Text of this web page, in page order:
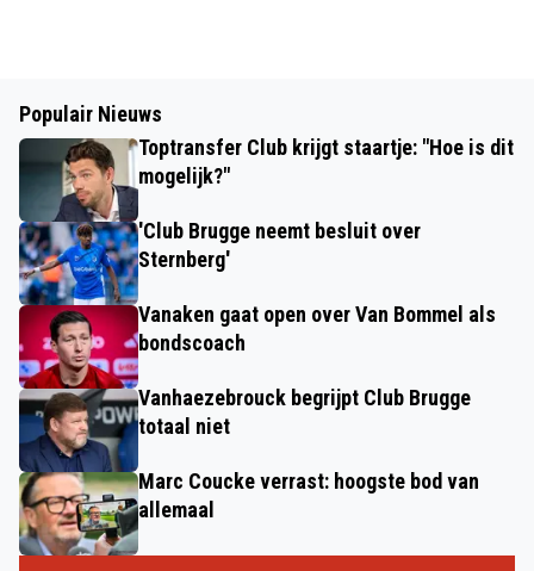
Populair Nieuws
Toptransfer Club krijgt staartje: "Hoe is dit
mogelijk?"
'Club Brugge neemt besluit over
Sternberg'
Vanaken gaat open over Van Bommel als
bondscoach
Vanhaezebrouck begrijpt Club Brugge
totaal niet
Marc Coucke verrast: hoogste bod van
allemaal